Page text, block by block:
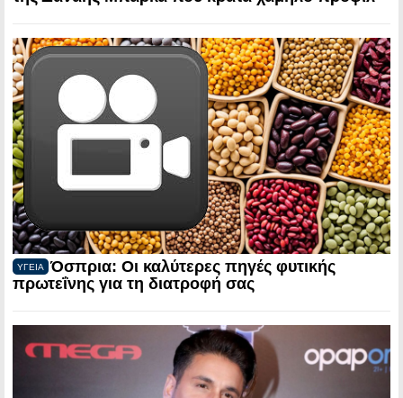
ΥΓΕΙΑ
Όσπρια: Οι καλύτερες πηγές φυτικής
πρωτεΐνης για τη διατροφή σας